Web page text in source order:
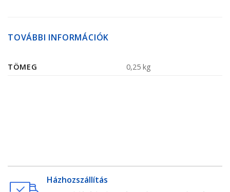
TOVÁBBI INFORMÁCIÓK
TÖMEG 0,25 kg
Házhozszállítás